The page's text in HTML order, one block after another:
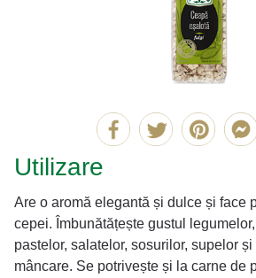
Utilizare
Are o aromă elegantă și dulce și face
cepei. Îmbunătățește gustul
pastelor, salatelor, sosurilor, supelor
mâncare. Se potrivește și la carne de